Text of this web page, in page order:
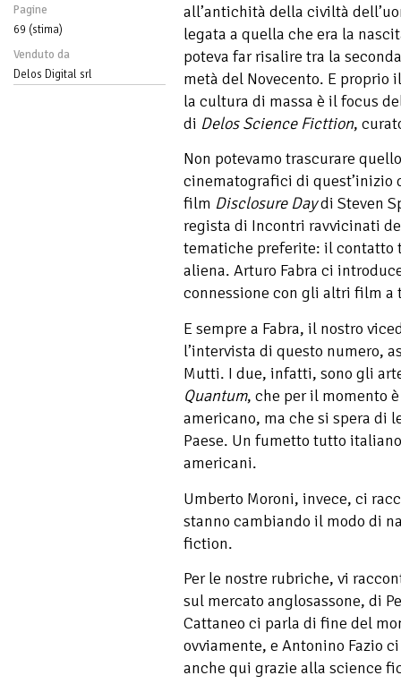
Pagine
69 (stima)
Venduto da
Delos Digital srl
all’antichità della civiltà
legata a quella che era la
poteva far risalire tra la
metà del Novecento. E
la cultura di massa è il focus
di Delos Science Ficttion,
Non potevamo trascurare
cinematografici di quest’inizio
film Disclosure Daydi Steven
regista di Incontri ravvicinati
tematiche preferite: il contatto
aliena. Arturo Fabra ci
connessione con gli altri film a
E sempre a Fabra, il nostro
l’intervista di questo numero,
Mutti. I due, infatti, sono gli
Quantum, che per il momento
americano, ma che si spera di
Paese. Un fumetto tutto
americani.
Umberto Moroni, invece, ci
stanno cambiando il modo di
fiction.
Per le nostre rubriche, vi
sul mercato anglosassone, di
Cattaneo ci parla di fine del
ovviamente, e Antonino Fazio
anche qui grazie alla science